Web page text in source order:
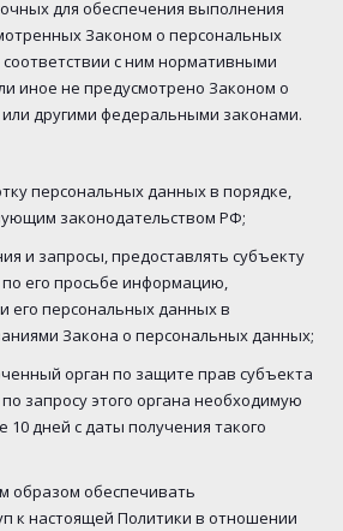
для обеспечения выполнения
Законом о персональных
с ним нормативными
иное не предусмотрено Законом о
другими федеральными законами.
персональных данных в порядке,
законодательством РФ;
и запросы, предоставлять субъекту
его просьбе информацию,
его персональных данных в
Закона о персональных данных;
орган по защите прав субъекта
запросу этого органа необходимую
дней с даты получения такого
образом обеспечивать
к настоящей Политики в отношении